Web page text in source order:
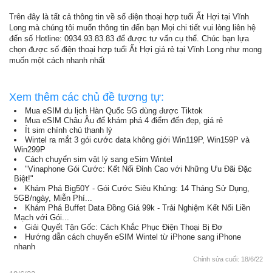
Trên đây là tất cả thông tin về số điện thoại hợp tuổi Ất Hợi tại Vĩnh
Long mà chúng tôi muốn thông tin đến bạn Mọi chi tiết vui lòng liên hệ
đến số Hotline: 0934.93.83.83 để được tư vấn cụ thể. Chúc bạn lựa
chọn được số điện thoại hợp tuổi Ất Hợi giá rẻ tại Vĩnh Long như mong
muốn một cách nhanh nhất
Xem thêm các chủ đề tương tự:
Mua eSIM du lịch Hàn Quốc 5G dùng được Tiktok
Mua eSIM Châu Âu để khám phá 4 điểm đến đẹp, giá rẻ
Ít sim chính chủ thanh lý
Wintel ra mắt 3 gói cước data không giới Win119P, Win159P và
Win299P
Cách chuyển sim vật lý sang eSim Wintel
"Vinaphone Gói Cước: Kết Nối Đỉnh Cao với Những Ưu Đãi Đặc
Biệt!"
Khám Phá Big50Y - Gói Cước Siêu Khủng: 14 Tháng Sử Dụng,
5GB/ngày, Miễn Phí...
Khám Phá Buffet Data Đồng Giá 99k - Trải Nghiệm Kết Nối Liền
Mạch với Gói...
Giải Quyết Tận Gốc: Cách Khắc Phục Điện Thoại Bị Đơ
Hướng dẫn cách chuyển eSIM Wintel từ iPhone sang iPhone
nhanh
Chỉnh sửa cuối: 18/6/22